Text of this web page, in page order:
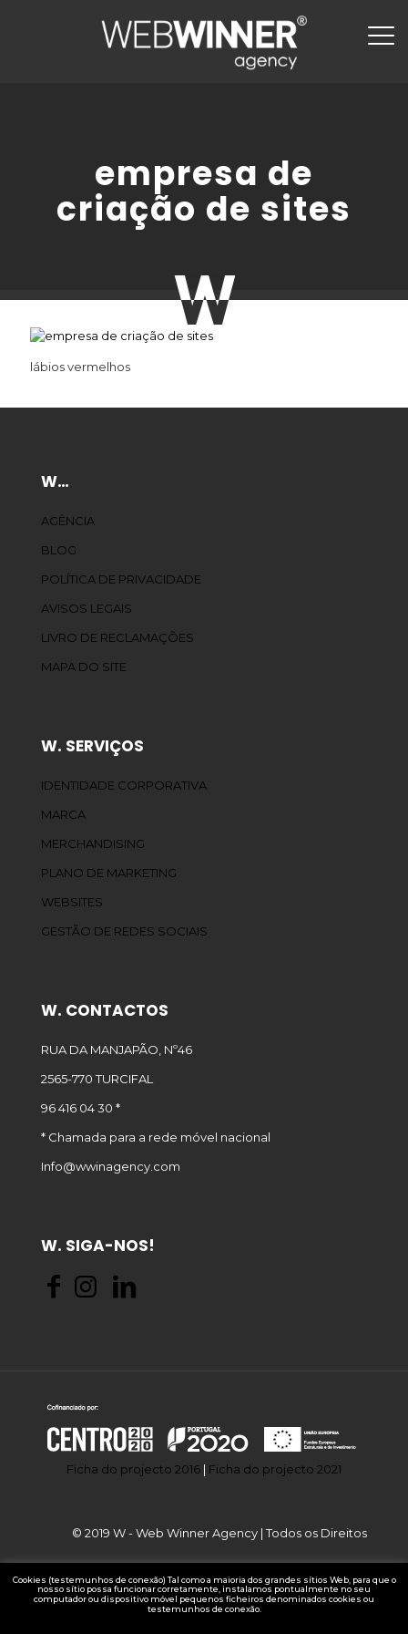
empresa de
criação de sites
lábios vermelhos
W…
AGÊNCIA
BLOG
POLÍTICA DE PRIVACIDADE
AVISOS LEGAIS
LIVRO DE RECLAMAÇÕES
MAPA DO SITE
W. SERVIÇOS
IDENTIDADE CORPORATIVA
MARCA
MERCHANDISING
PLANO DE MARKETING
WEBSITES
GESTÃO DE REDES SOCIAIS
W. CONTACTOS
RUA DA MANJAPÃO, Nº46
2565-770 TURCIFAL
96 416 04 30 *
* Chamada para a rede móvel nacional
Info@wwinagency.com
W. SIGA-NOS!
Ficha do projecto 2016 | Ficha do projecto 2021
© 2019 W - Web Winner Agency | Todos os Direitos
Reservados.
Cookies (testemunhos de conexão) Tal como a maioria dos grandes sítios Web, para que o
nosso sítio possa funcionar corretamente, instalamos pontualmente no seu
computador ou dispositivo móvel pequenos ficheiros denominados cookies ou
testemunhos de conexão.